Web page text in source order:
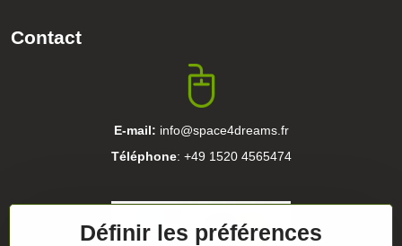
Contact
E-mail: info@space4dreams.fr
Téléphone: +49 1520 4565474
Définir les préférences